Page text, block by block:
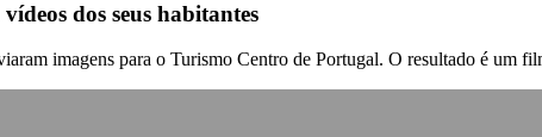
dos seus habitantes
imagens para o Turismo Centro de Portugal. O resultado é um